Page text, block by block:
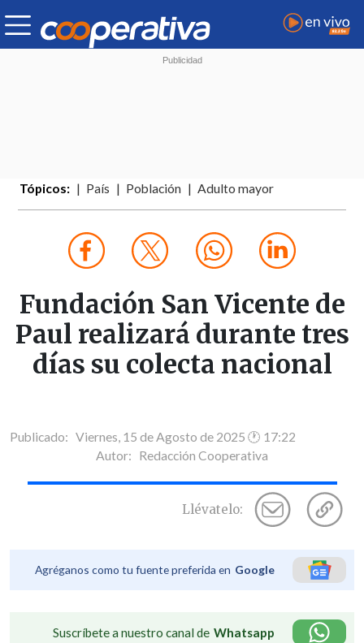
Tópicos: País Población Adulto mayor
Fundación San Vicente de
Paul realizará durante tres
días su colecta nacional
Publicado: Viernes, 15 de Agosto de 2025 🕐 17:22
Autor: Redacción Cooperativa
Llévatelo:
Agréganos como tu fuente preferida en Google
Suscríbete a nuestro canal de Whatsapp